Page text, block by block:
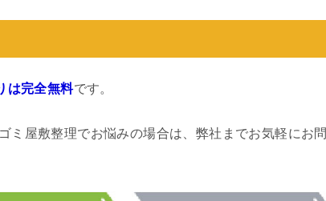
は完全無料です。
ミ屋敷整理でお悩みの場合は、弊社までお気軽にお問